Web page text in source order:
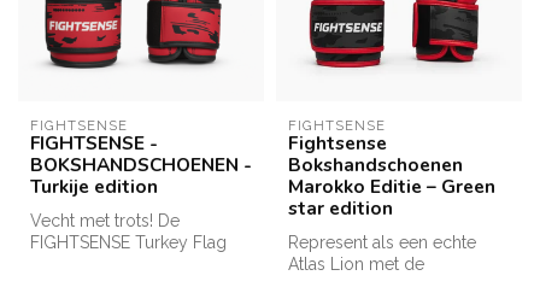
FIGHTSENSE
FIGHTSENSE -
BOKSHANDSCHOENEN -
Turkije edition
Vecht met trots! De
FIGHTSENSE Turkey Flag
FIGHTSENSE
Fightsense
Bokshandschoenen
Marokko Editie – Green
star edition
Represent als een echte
Atlas Lion met de